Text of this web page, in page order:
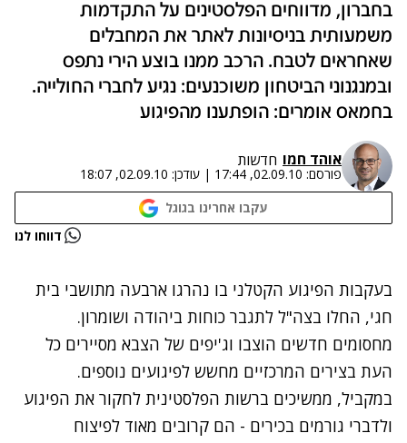
בחברון, מדווחים הפלסטינים על התקדמות
משמעותית בניסיונות לאתר את המחבלים
שאחראים לטבח. הרכב ממנו בוצע הירי נתפס
ובמנגנוני הביטחון משוכנעים: נגיע לחברי החולייה.
בחמאס אומרים: הופתענו מהפיגוע
אוהד חמו חדשות
פורסם: 02.09.10, 17:44
| עודכן: 02.09.10, 18:07
עקבו אחרינו בגוגל
נתקלנו בבעיה דווחו לנו
בעקבות הפיגוע הקטלני בו נהרגו ארבעה מתושבי בית
חגי, החלו בצה"ל לתגבר כוחות ביהודה ושומרון.
מחסומים חדשים הוצבו וג'יפים של הצבא מסיירים כל
העת בצירים המרכזיים מחשש לפיגועים נוספים.
במקביל, ממשיכים ברשות הפלסטינית לחקור את הפיגוע
ולדברי גורמים בכירים - הם קרובים מאוד לפיצוח